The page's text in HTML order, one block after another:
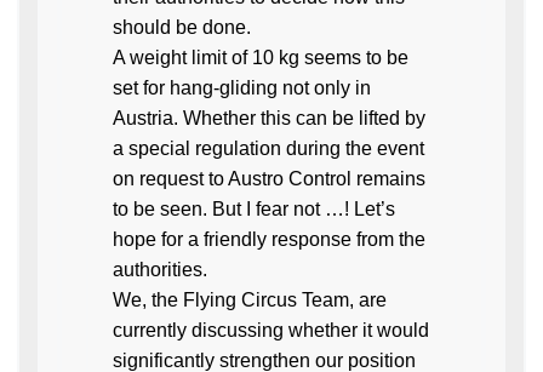
should be done.
A weight limit of 10 kg seems to be
set for hang-gliding not only in
Austria. Whether this can be lifted by
a special regulation during the event
on request to Austro Control remains
to be seen. But I fear not …! Let’s
hope for a friendly response from the
authorities.
We, the Flying Circus Team, are
currently discussing whether it would
significantly strengthen our position